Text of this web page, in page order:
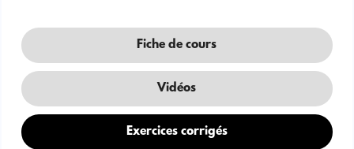
Fiche de cours
Vidéos
Exercices corrigés